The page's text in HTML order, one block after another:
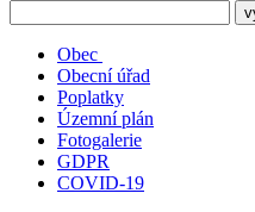
Obec
Obecní úřad
Poplatky
Územní plán
Fotogalerie
GDPR
COVID-19